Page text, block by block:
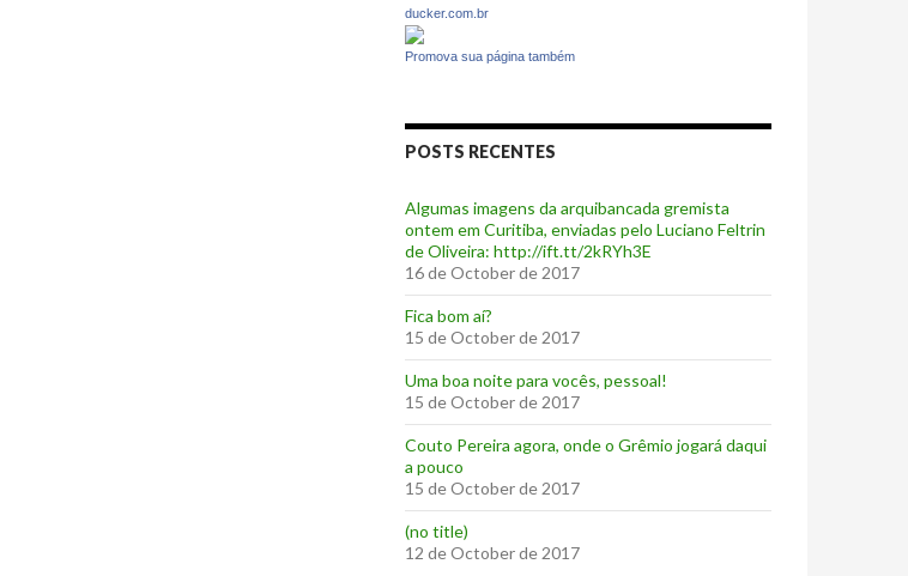
ducker.com.br
Promova sua página também
POSTS RECENTES
Algumas imagens da arquibancada gremista
ontem em Curitiba, enviadas pelo Luciano Feltrin
de Oliveira: http://ift.tt/2kRYh3E
16 de October de 2017
‪Fica bom aí?‬
15 de October de 2017
Uma boa noite para vocês, pessoal!
15 de October de 2017
‪Couto Pereira agora, onde o Grêmio jogará daqui
a pouco ‬
15 de October de 2017
(no title)
12 de October de 2017